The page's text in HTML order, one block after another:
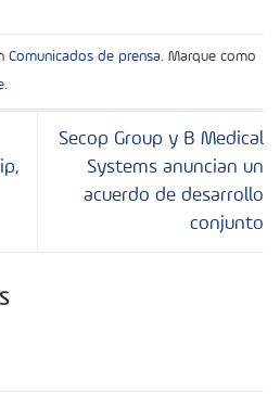
Comunicados de prensa. Marque como
.
Secop Group y B Medical
Systems anuncian un
acuerdo de desarrollo
conjunto